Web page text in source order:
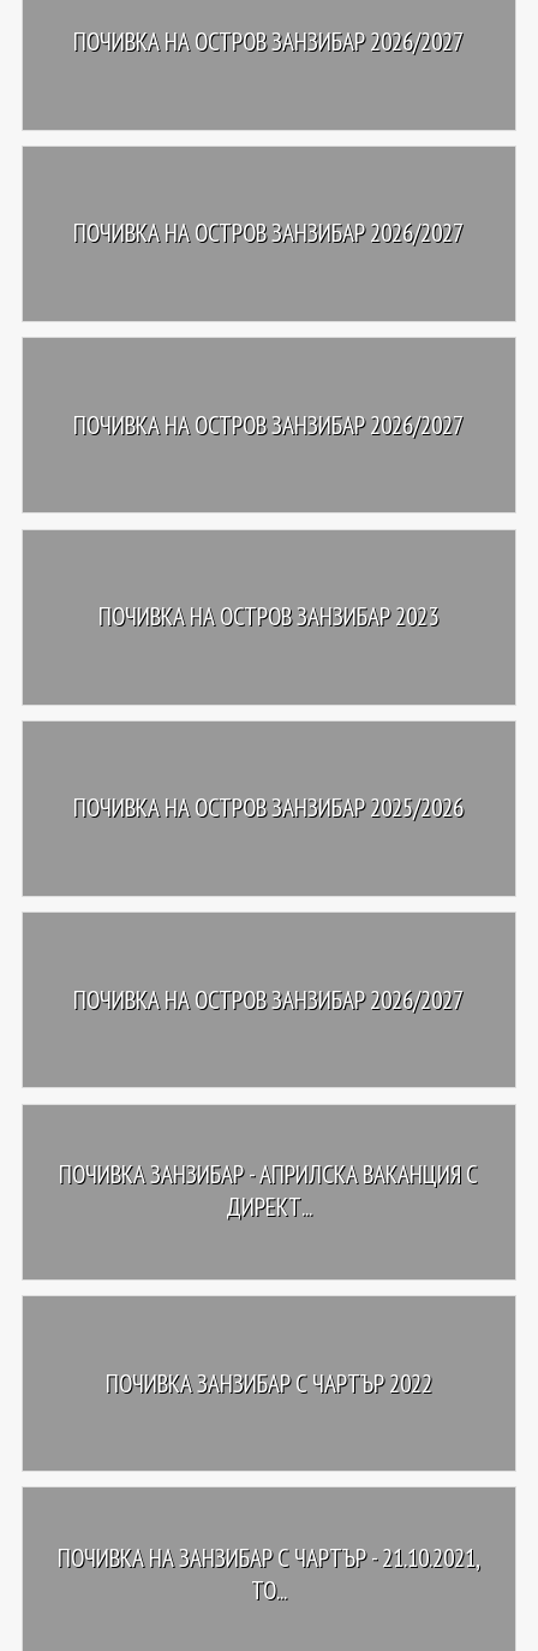
ПОЧИВКА НА ОСТРОВ ЗАНЗИБАР 2026/2027
ПОЧИВКА НА ОСТРОВ ЗАНЗИБАР 2026/2027
ПОЧИВКА НА ОСТРОВ ЗАНЗИБАР 2026/2027
ПОЧИВКА НА ОСТРОВ ЗАНЗИБАР 2023
ПОЧИВКА НА ОСТРОВ ЗАНЗИБАР 2025/2026
ПОЧИВКА НА ОСТРОВ ЗАНЗИБАР 2026/2027
ПОЧИВКА ЗАНЗИБАР - АПРИЛСКА ВАКАНЦИЯ С
ДИРЕКТ...
ПОЧИВКА ЗАНЗИБАР С ЧАРТЪР 2022
ПОЧИВКА НА ЗАНЗИБАР С ЧАРТЪР - 21.10.2021,
ТО...